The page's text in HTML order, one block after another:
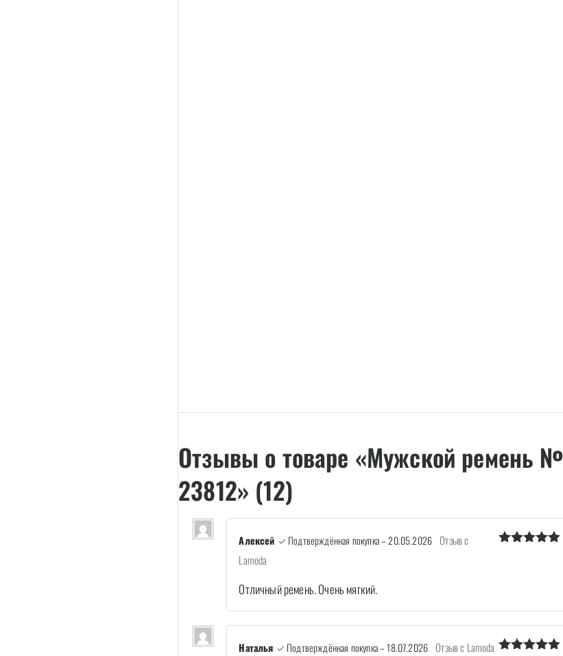
Отзывы о товаре «Мужской ремень №
23812» (12)
Алексей ✓ Подтверждённая покупка– 20.05.2026 Отзыв с
Lamoda
Отличный ремень. Очень мягкий.
Наталья ✓ Подтверждённая покупка– 18.07.2026 Отзыв с Lamoda